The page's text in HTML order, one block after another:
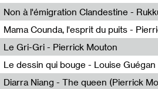
Eden Tinto Collins,Rukku Djinne
Pierrick Mouton
Le Gri-Gri - Pierrick Mouton
Pierrick Mouton
Le dessin qui bouge - Louise Guégan
Louise Guégan
Diarra Niang - The queen (Pierrick